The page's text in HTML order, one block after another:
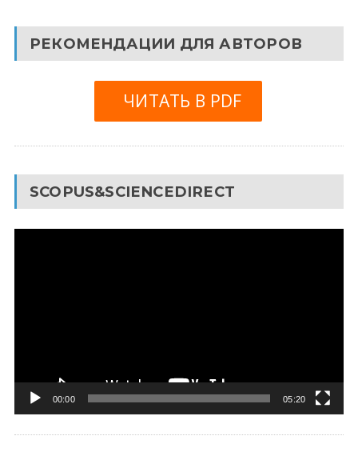
РЕКОМЕНДАЦИИ ДЛЯ АВТОРОВ
ЧИТАТЬ В PDF
SCOPUS&SCIENCEDIRECT
00:00 05:20